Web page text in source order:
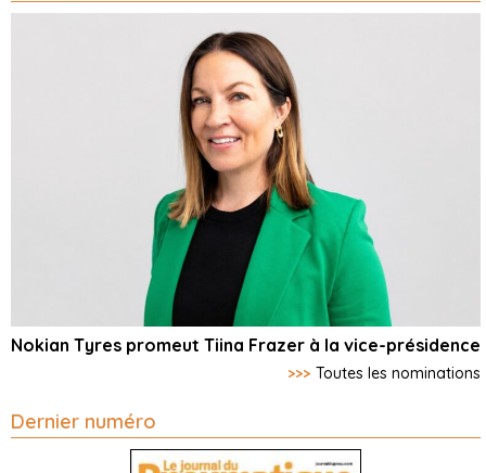
Nokian Tyres promeut Tiina Frazer à la vice-présidence
>>> Toutes les nominations
Dernier numéro